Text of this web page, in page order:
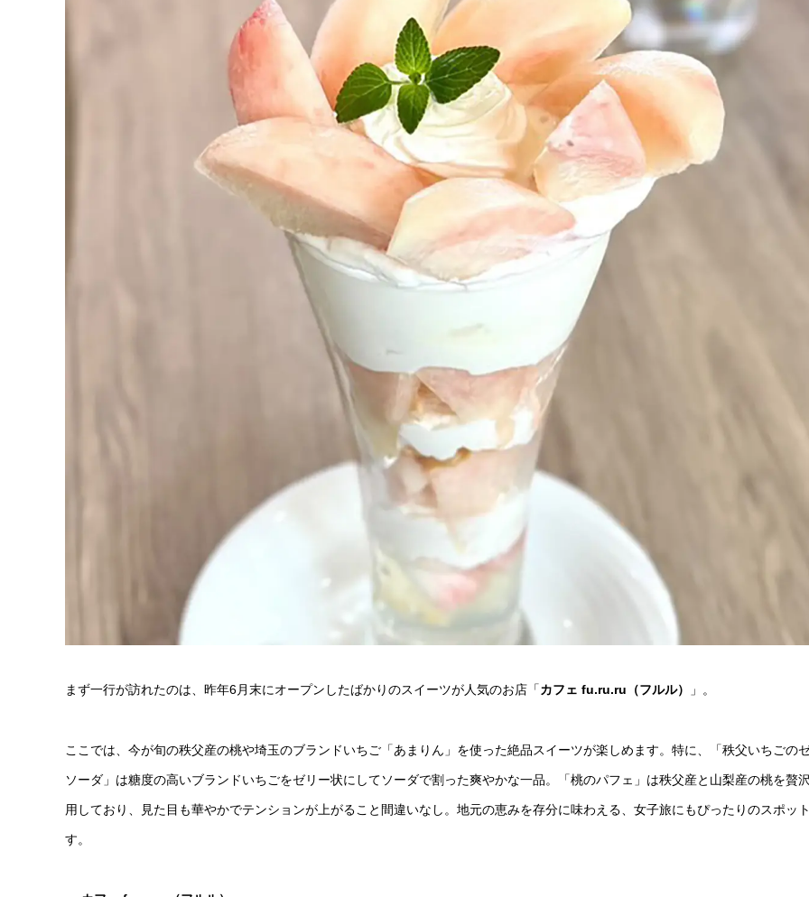
まず一行が訪れたのは、昨年6月末にオープンしたばかりのスイーツが人気のお店「カフェ fu.ru.ru（フルル） 」。
ここでは、今が旬の秩父産の桃や埼玉のブランドいちご「あまりん」を使った絶品スイーツが楽しめます。特に、「秩父いちごの
ソーダ」は糖度の高いブランドいちごをゼリー状にしてソーダで割った爽やかな一品。「桃のパフェ」は秩父産と山梨産の桃を贅
用しており、見た目も華やかでテンションが上がること間違いなし。地元の恵みを存分に味わえる、女子旅にもぴったりのスポッ
す。